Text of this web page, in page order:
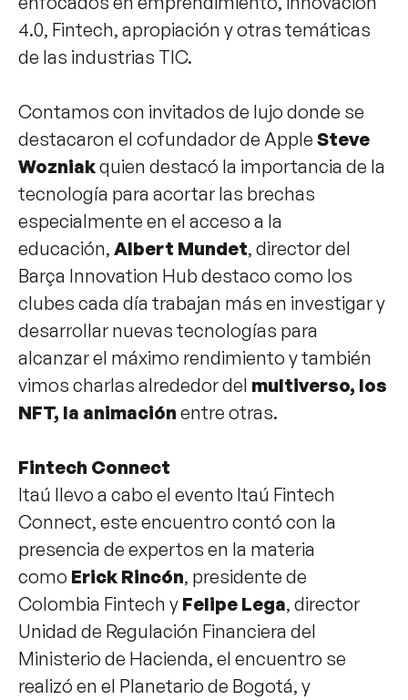
4.0, Fintech, apropiación y otras temáticas
de las industrias TIC.
Contamos con invitados de lujo donde se
destacaron el cofundador de Apple Steve
Wozniakquien destacó la importancia de la
tecnología para acortar las brechas
especialmente en el acceso a la
educación, Albert Mundet, director del
Barça Innovation Hub destaco como los
clubes cada día trabajan más en investigar y
desarrollar nuevas tecnologías para
alcanzar el máximo rendimiento y también
vimos charlas alrededor del multiverso, los
NFT, la animación entre otras.
Fintech Connect
Itaú llevo a cabo el evento Itaú Fintech
Connect, este encuentro contó con la
presencia de expertos en la materia
como Erick Rincón, presidente de
Colombia Fintech y Felipe Lega, director
Unidad de Regulación Financiera del
Ministerio de Hacienda, el encuentro se
realizó en el Planetario de Bogotá, y